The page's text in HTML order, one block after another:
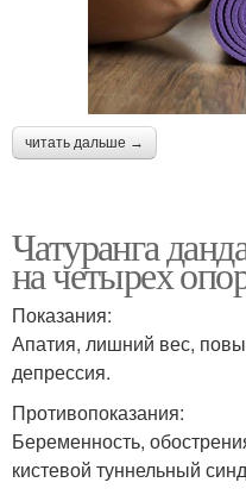
читать дальше →
Чатуранга
на четырех
Показания:
Апатия, лишний вес,
депрессия.
Противопоказания:
Беременность,
кистевой туннельный